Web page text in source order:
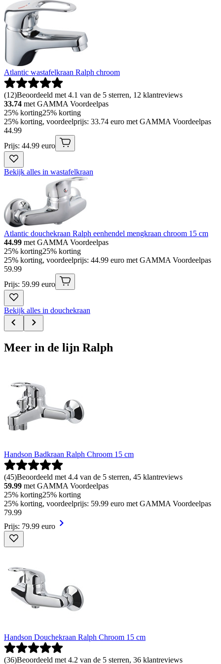
Atlantic wastafelkraan Ralph chroom
(12)Beoordeeld met 4.1 van de 5 sterren, 12 klantreviews
33.74 met GAMMA Voordeelpas
25% korting25% korting
25% korting, voordeelprijs: 33.74 euro met GAMMA Voordeelpas
44.99
Prijs: 44.99 euro
Bekijk alles in wastafelkraan
Atlantic douchekraan Ralph eenhendel mengkraan chroom 15 cm
44.99 met GAMMA Voordeelpas
25% korting25% korting
25% korting, voordeelprijs: 44.99 euro met GAMMA Voordeelpas
59.99
Prijs: 59.99 euro
Bekijk alles in douchekraan
Meer in de lijn Ralph
Handson Badkraan Ralph Chroom 15 cm
(45)Beoordeeld met 4.4 van de 5 sterren, 45 klantreviews
59.99 met GAMMA Voordeelpas
25% korting25% korting
25% korting, voordeelprijs: 59.99 euro met GAMMA Voordeelpas
79.99
Prijs: 79.99 euro
Handson Douchekraan Ralph Chroom 15 cm
(36)Beoordeeld met 4.2 van de 5 sterren, 36 klantreviews